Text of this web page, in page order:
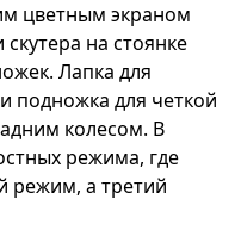
цветным экраном
на стоянке
Лапка для
подножка для четкой
колесом. В
режима, где
режим, а третий